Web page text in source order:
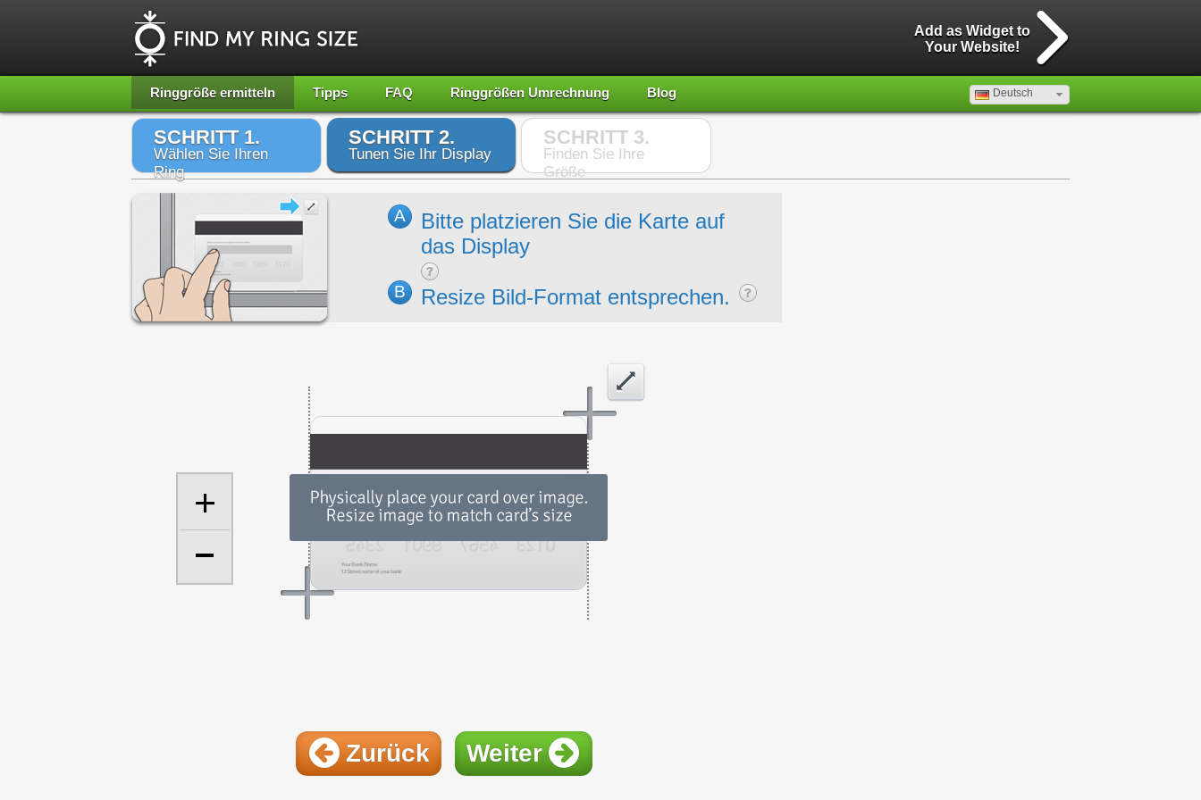
Add as Widget to
Your Website!
Ringgröße ermitteln Tipps FAQ Ringgrößen Umrechnung Blog Deutsch
SCHRITT 1.
Wählen Sie Ihren
Ring
SCHRITT 2.
Tunen Sie Ihr Display
SCHRITT 3.
Finden Sie Ihre
Größe
A
Bitte platzieren Sie die Karte auf
das Display
B Resize Bild-Format entsprechen.
+
Zurück Weiter